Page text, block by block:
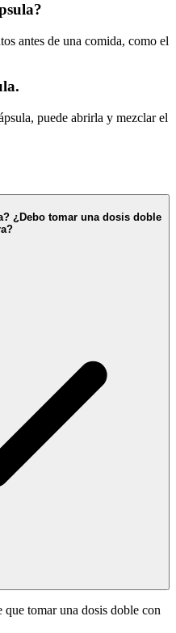
antes de una comida, como el
puede abrirla y mezclar el
¿Debo tomar una dosis doble
tomar una dosis doble con